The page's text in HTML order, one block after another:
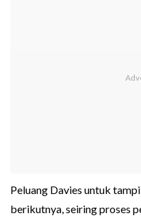
Peluang Davies untuk
berikutnya, seiring proses